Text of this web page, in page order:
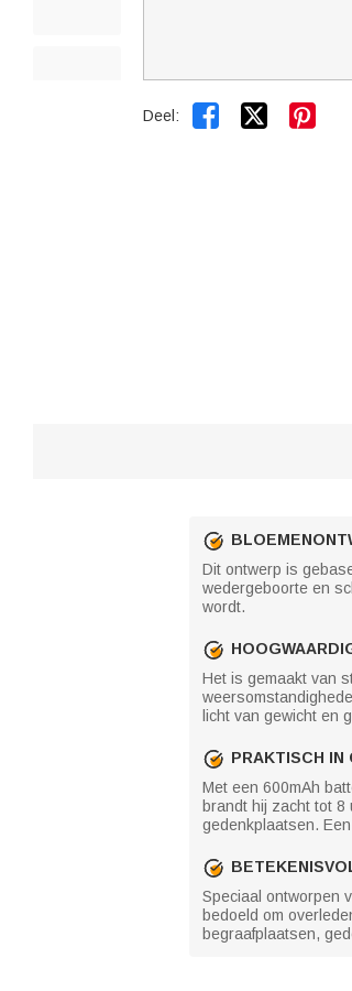
Deel:  
Dit ontwerp is
wedergeboorte en
wordt.
Het is gemaakt van
licht van gewicht en
PRAKTISCH IN
Met een 600mAh
brandt hij zacht tot 8
gedenkplaatsen.
Speciaal ontworpen
bedoeld om
begraafplaatsen,